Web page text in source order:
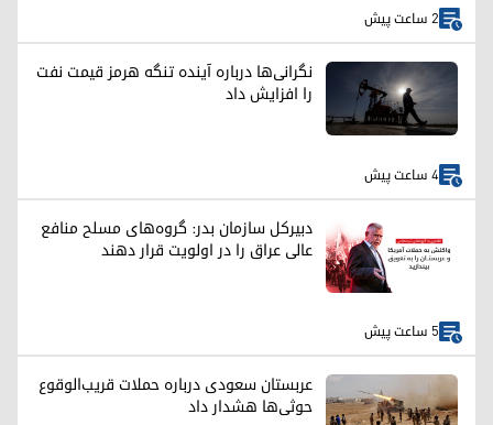
2 ساعت پیش
نگرانی‌ها درباره آینده تنگه هرمز قیمت نفت
را افزایش داد
4 ساعت پیش
دبیرکل سازمان بدر: گروه‌های مسلح منافع
عالی عراق را در اولویت قرار دهند
5 ساعت پیش
عربستان سعودی درباره حملات قریب‌الوقوع
حوثی‌ها هشدار داد